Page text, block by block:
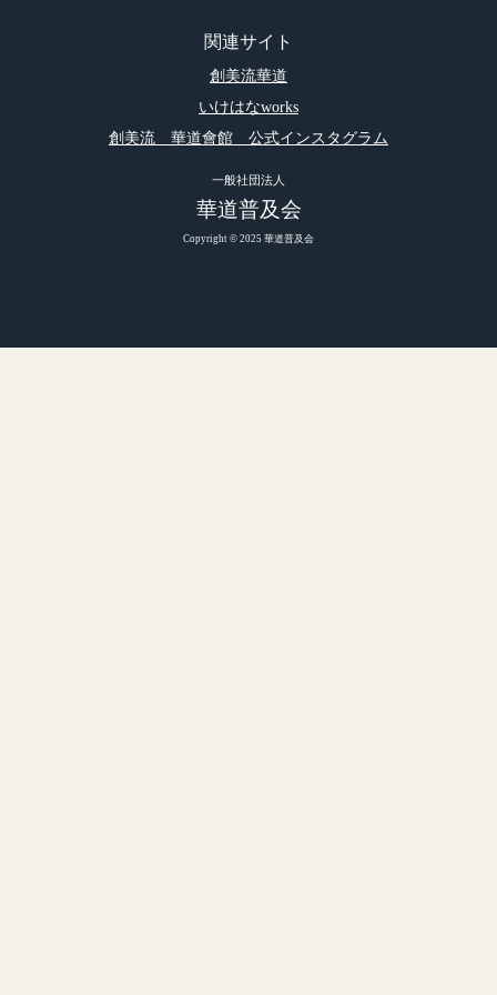
関連サイト
創美流華道
いけはなworks
創美流 華道會館 公式インスタグラム
一般社団法人
華道普及会
Copyright © 2025 華道普及会